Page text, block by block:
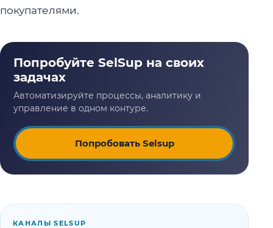
покупателями.
Попробовать Selsup
КАНАЛЫ SELSUP